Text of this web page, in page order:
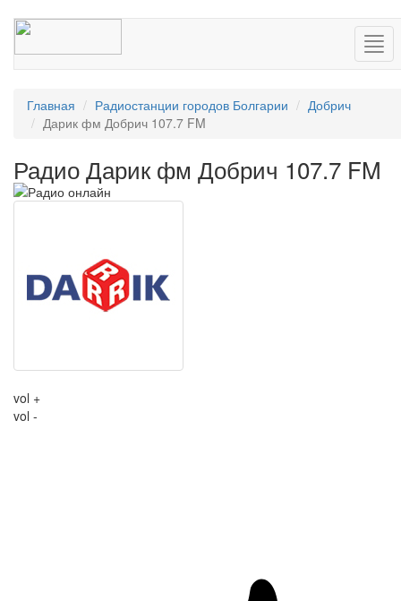
Главная Радиостанции городов Болгарии
Добрич
Дарик фм Добрич 107.7 FM
Радио Дарик фм Добрич 107.7 FM
vol +
vol -